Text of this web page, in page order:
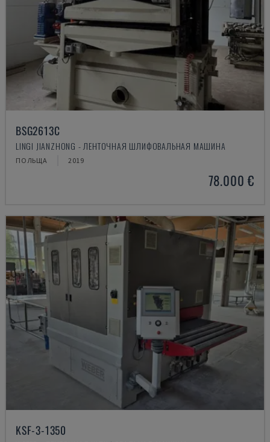
BSG2613C
LINGI JIANZHONG - ЛЕНТОЧНАЯ ШЛИФОВАЛЬНАЯ МАШИНА
ПОЛЬЩА 2019
78.000 €
KSF-3-1350